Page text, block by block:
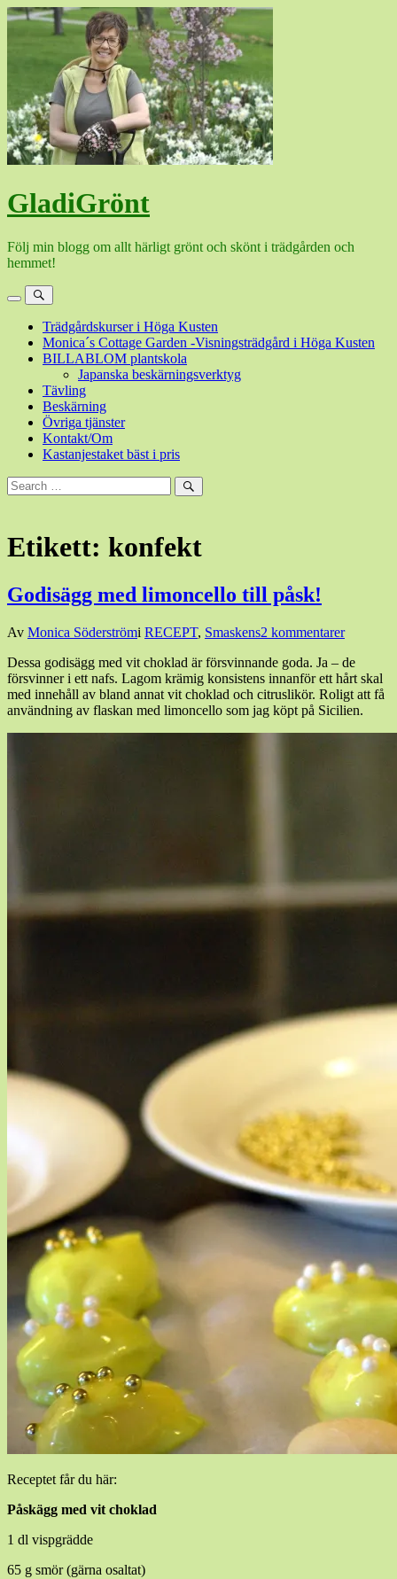
Hoppa
GladiGrönt
Följ min blogg om allt härligt grönt och skönt i trädgården och
hemmet!
MenySök
Trädgårdskurser i Höga Kusten
Monica´s Cottage Garden -Visningsträdgård i Höga Kusten
BILLABLOM plantskola
Japanska beskärningsverktyg
Tävling
Beskärning
Övriga tjänster
Kontakt/Om
Kastanjestaket bäst i pris
Sök
efter:
Sök
Etikett: konfekt
Godisägg med limoncello till påsk!
Den
april,
20257
april,
2025
Av Monica Söderströmi RECEPT, Smaskens2 kommentarer
Dessa godisägg med vit choklad är försvinnande goda. Ja – de
försvinner i ett nafs. Lagom krämig konsistens innanför ett hårt skal
med innehåll av bland annat vit choklad och citruslikör. Roligt att få
användning av flaskan med limoncello som jag köpt på Sicilien.
Receptet får du här:
Påskägg med vit choklad
1 dl vispgrädde
65 g smör (gärna osaltat)